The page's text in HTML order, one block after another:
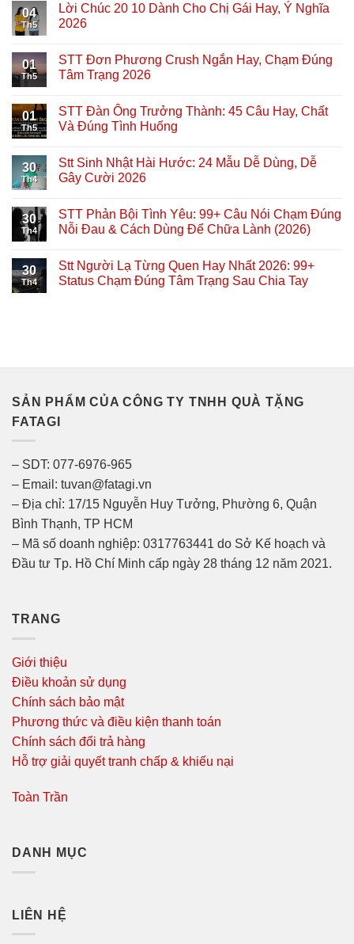
04
Th5
Lời Chúc 20 10 Dành Cho Chị Gái Hay, Ý Nghĩa
2026
01
Th5
STT Đơn Phương Crush Ngắn Hay, Chạm Đúng
Tâm Trạng 2026
01
Th5
STT Đàn Ông Trưởng Thành: 45 Câu Hay, Chất
Và Đúng Tình Huống
30
Th4
Stt Sinh Nhật Hài Hước: 24 Mẫu Dễ Dùng, Dễ
Gây Cười 2026
30
Th4
STT Phản Bội Tình Yêu: 99+ Câu Nói Chạm Đúng
Nỗi Đau & Cách Dùng Để Chữa Lành (2026)
30
Th4
Stt Người Lạ Từng Quen Hay Nhất 2026: 99+
Status Chạm Đúng Tâm Trạng Sau Chia Tay
SẢN PHẨM CỦA CÔNG TY TNHH QUÀ TẶNG
FATAGI
– SDT: 077-6976-965
– Email: tuvan@fatagi.vn
– Địa chỉ: 17/15 Nguyễn Huy Tưởng, Phường 6, Quận
Bình Thạnh, TP HCM
– Mã số doanh nghiệp: 0317763441 do Sở Kế hoạch và
Đầu tư Tp. Hồ Chí Minh cấp ngày 28 tháng 12 năm 2021.
TRANG
Giới thiệu
Điều khoản sử dụng
Chính sách bảo mật
Phương thức và điều kiện thanh toán
Chính sách đổi trả hàng
Hỗ trợ giải quyết tranh chấp & khiếu nại
Toàn Trần
DANH MỤC
LIÊN HỆ